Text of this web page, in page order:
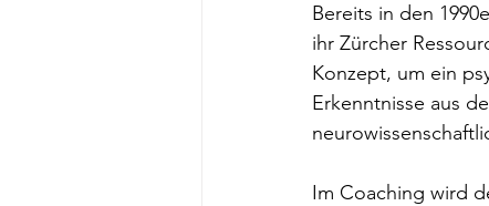
Bereits in den
ihr Zürcher
Konzept, um ein
Erkenntnisse aus
Im Coaching wird